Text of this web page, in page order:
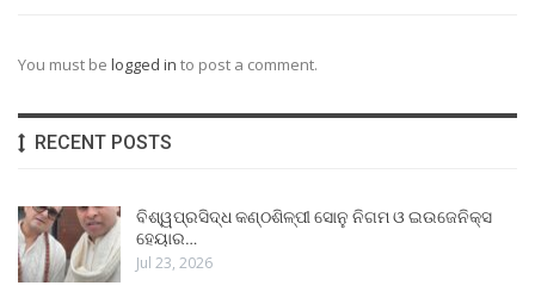
You must be logged in to post a comment.
RECENT POSTS
ବିଶ୍ୱପ୍ରସିଦ୍ଧ କଣ୍ଠଶିଳ୍ପୀ ସୋନୁ ନିଗମ ଓ ଇଉଜେନିକ୍ସ
ହେୟାର…
Jul 23, 2026